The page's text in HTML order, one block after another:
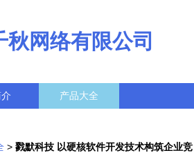
网络有限公司
产品大全
> 戮默科技 以硬核软件开发技术构筑企业竞